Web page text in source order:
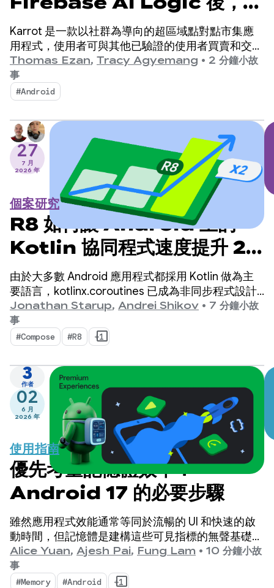
2 週內建構翻譯功能，成功提
升銷售業績
Karrot 是一款以社群為導向的超區域點對點市集應
用程式，使用者可與其他已驗證的使用者買賣和交易
商品。該平台於 2015 年在韓國推出，隨後擴展至全
球市場，目前已累積超過 4,300 萬名註冊使用者。
Thomas Ezan, Tracy Agyemang • 2 分鐘小故
事
#Android
27
7 月
2026 年
個案研究
R8 如何讓 Android 上的
Kotlin 協同程式速度提升 2
倍
由於大多數 Android 應用程式都採用 Kotlin 做為主
要語言，kotlinx.coroutines 已成為非同步程式設計
的事實標準。這個程式庫提供設計完善的結構化方
式，可管理 Kotlin 原生的並行流程。
Jonathan Starup, Andrei Shikov • 7 分鐘小故
事
#Compose #R8 +1
3
作者
02
6 月
2026 年
使用指南
優先考量記憶體效率：
Android 17 的必要步驟
雖然應用程式效能通常等同於流暢的 UI 和快速的啟
動時間，但記憶體是建構這些可見指標的無聲基礎。
眾所皆知，裝置記憶體的重要性與日俱增。
Alice Yuan, Ajesh Pai, Fung Lam • 10 分鐘小故
事
#Memory #Android +1